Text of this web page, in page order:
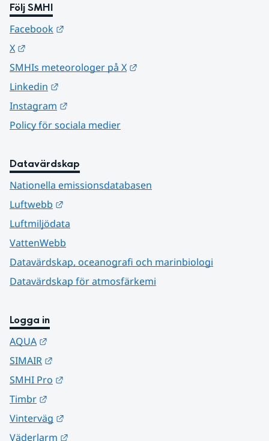
Följ SMHI
Facebook
X
SMHIs meteorologer på X
Linkedin
Instagram
Policy för sociala medier
Datavärdskap
Nationella emissionsdatabasen
Luftwebb
Luftmiljödata
VattenWebb
Datavärdskap, oceanografi och marinbiologi
Datavärdskap för atmosfärkemi
Logga in
AQUA
SIMAIR
SMHI Pro
Timbr
Vinterväg
Väderlarm